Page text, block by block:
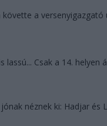
a
Csak a 14. helyen
néznek ki: Hadjar és